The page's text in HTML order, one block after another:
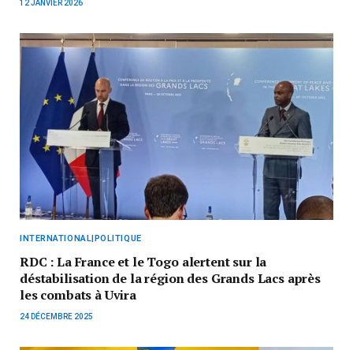
12 JANVIER 2026
INTERNATIONAL|POLITIQUE
RDC : La France et le Togo alertent sur la
déstabilisation de la région des Grands Lacs après
les combats à Uvira
24 DÉCEMBRE 2025